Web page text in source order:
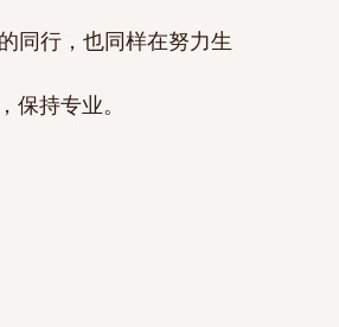
同行，也同样在努力生
持专业。